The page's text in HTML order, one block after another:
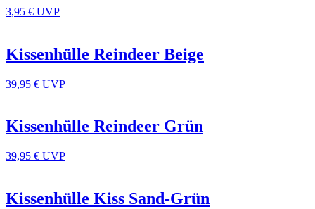
3,95 € UVP
Kissenhülle Reindeer Beige
39,95 € UVP
Kissenhülle Reindeer Grün
39,95 € UVP
Kissenhülle Kiss Sand-Grün